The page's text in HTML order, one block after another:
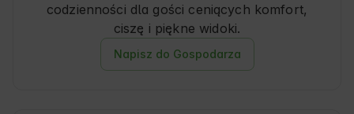
Podsumowując jednak miejsce jest idealne na
spędzenie kilku dni w ciszy i spokoju :) Polecam!
codzienności dla gości ceniących komfort,
ciszę i piękne widoki.
Napisz do Gospodarza